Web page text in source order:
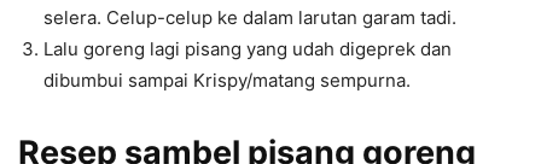
selera. Celup-celup ke dalam larutan garam tadi.
Lalu goreng lagi pisang yang udah digeprek dan
dibumbui sampai Krispy/matang sempurna.
Resep sambel pisang goreng